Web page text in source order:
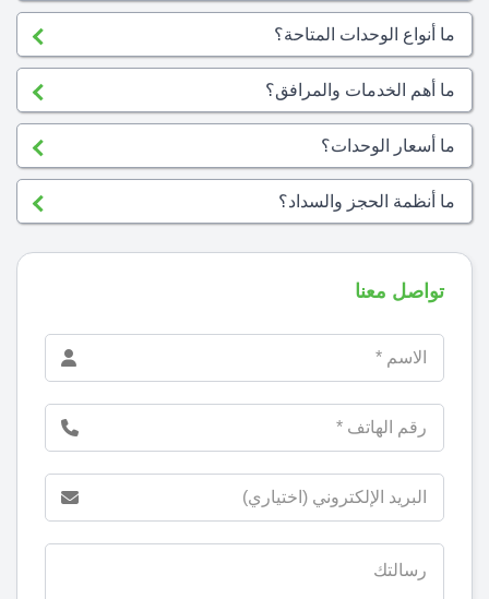
ما أنواع الوحدات المتاحة؟
ما أهم الخدمات والمرافق؟
ما أسعار الوحدات؟
ما أنظمة الحجز والسداد؟
تواصل معنا